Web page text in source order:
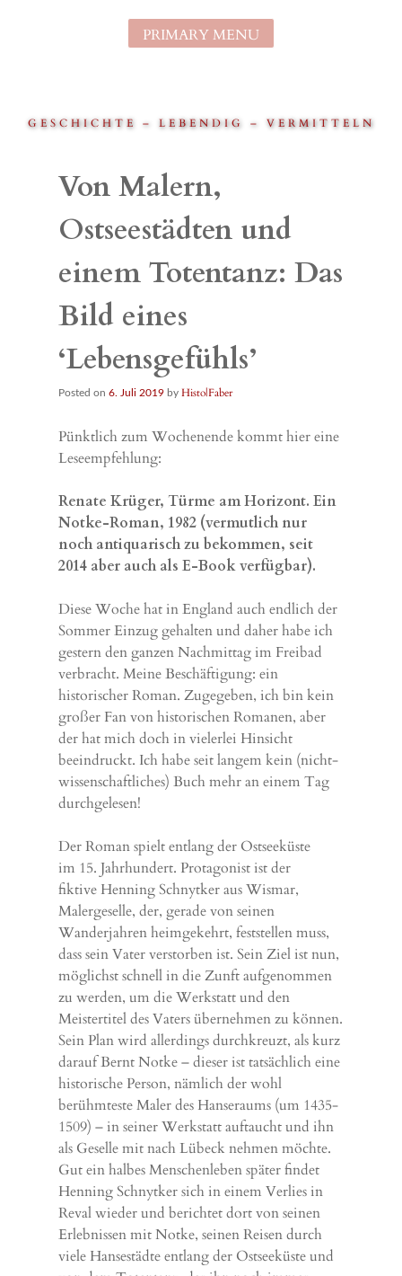
GESCHICHTE – LEBENDIG – VERMITTELN
PRIMARY MENU
Von Malern,
Ostseestädten und
einem Totentanz: Das
Bild eines
‘Lebensgefühls’
Posted on 6. Juli 2019by Histo|Faber
Pünktlich zum Wochenende kommt hier eine
Leseempfehlung:
Renate Krüger, Türme am Horizont. Ein
Notke-Roman, 1982 (vermutlich nur
noch antiquarisch zu bekommen, seit
2014 aber auch als E-Book verfügbar).
Diese Woche hat in England auch endlich der
Sommer Einzug gehalten und daher habe ich
gestern den ganzen Nachmittag im Freibad
verbracht. Meine Beschäftigung: ein
historischer Roman. Zugegeben, ich bin kein
großer Fan von historischen Romanen, aber
der hat mich doch in vielerlei Hinsicht
beeindruckt. Ich habe seit langem kein (nicht-
wissenschaftliches) Buch mehr an einem Tag
durchgelesen!
Der Roman spielt entlang der Ostseeküste
im 15. Jahrhundert. Protagonist ist der
fiktive Henning Schnytker aus Wismar,
Malergeselle, der, gerade von seinen
Wanderjahren heimgekehrt, feststellen muss,
dass sein Vater verstorben ist. Sein Ziel ist nun,
möglichst schnell in die Zunft aufgenommen
zu werden, um die Werkstatt und den
Meistertitel des Vaters übernehmen zu können.
Sein Plan wird allerdings durchkreuzt, als kurz
darauf Bernt Notke – dieser ist tatsächlich eine
historische Person, nämlich der wohl
berühmteste Maler des Hanseraums (um 1435-
1509) – in seiner Werkstatt auftaucht und ihn
als Geselle mit nach Lübeck nehmen möchte.
Gut ein halbes Menschenleben später findet
Henning Schnytker sich in einem Verlies in
Reval wieder und berichtet dort von seinen
Erlebnissen mit Notke, seinen Reisen durch
viele Hansestädte entlang der Ostseeküste und